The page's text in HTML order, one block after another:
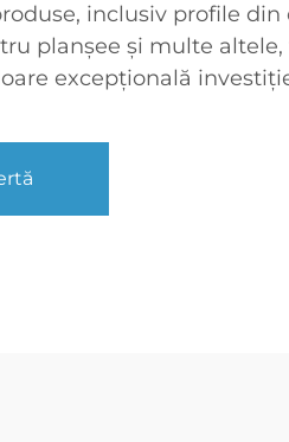
inclusiv profile
planșee și multe
excepțională